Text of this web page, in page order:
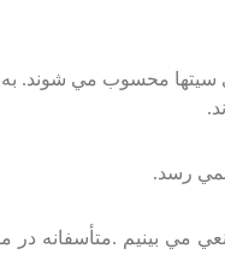
سيتها محسوب‌ مي‌ شوند.
نمي‌ رسد.
بينيم‌ .متأسفانه‌ در